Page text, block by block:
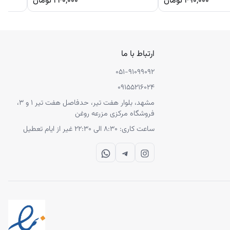
ارتباط با ما
۰۵۱-۹۱۰۹۹۰۹۲
۰۹۱۵۵۲۱۶۰۲۴
مشهد، بلوار هفت تیر، حدفاصل هفت تیر ۱ و ۳،‌
فروشگاه مرکزی مزرعه روغن
ساعت کاری: ۸:۳۰ الی ۲۲:۳۰ غیر از ایام تعطیل
Instagram
Telegram
WhatsApp